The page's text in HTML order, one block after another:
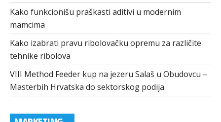
Kako funkcionišu praškasti aditivi u modernim
mamcima
Kako izabrati pravu ribolovačku opremu za različite
tehnike ribolova
VIII Method Feeder kup na jezeru Salaš u Obudovcu –
Masterbih Hrvatska do sektorskog podija